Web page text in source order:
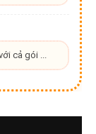
cả gói ...